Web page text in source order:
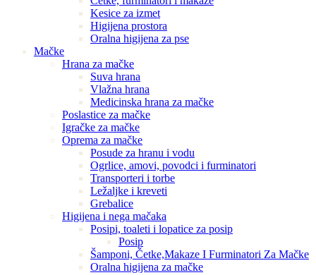
Kesice za izmet
Higijena prostora
Oralna higijena za pse
Mačke
Hrana za mačke
Suva hrana
Vlažna hrana
Medicinska hrana za mačke
Poslastice za mačke
Igračke za mačke
Oprema za mačke
Posude za hranu i vodu
Ogrlice, amovi, povodci i furminatori
Transporteri i torbe
Ležaljke i kreveti
Grebalice
Higijena i nega mačaka
Posipi, toaleti i lopatice za posip
Posip
Šamponi, Četke,Makaze I Furminatori Za Mačke
Oralna higijena za mačke